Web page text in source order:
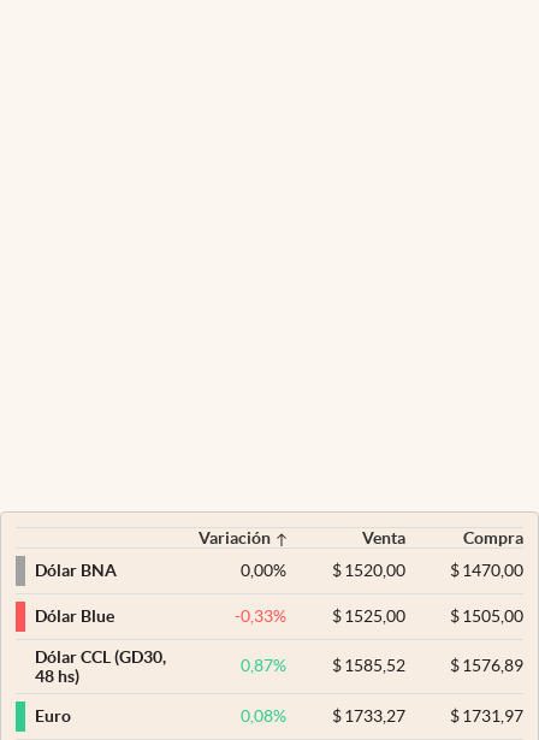
Variación Venta
Compra
Dólar BNA
0,00% $ 1520,00 $1470,00
Dólar Blue -0,33% $ 1525,00 $1505,00
Dólar CCL (GD30,
48 hs)
0,87% $ 1585,52 $1576,89
Euro 0,08% $ 1733,27 $1731,97